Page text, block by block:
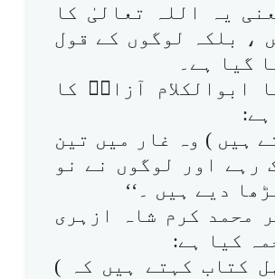
یہ اللہ تعالیٰ کا
، بلکہ لوگوں کے قول
گیا ہے۔
ابوالکلام آزادؒ کا
ہیں ) وہ غار میں تین
رہے اور لوگوں نے نو
دیے ہیں ۔‘‘
محمد کرم شاہ ازہری
کیا ہے:
کتاب کہتے ہیں کہ )